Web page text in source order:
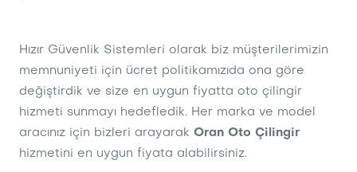
Hızır Güvenlik Sistemleri olarak biz müşterilerimizin
memnuniyeti için ücret politikamızıda ona göre
değiştirdik ve size en uygun fiyatta oto çilingir
hizmeti sunmayı hedefledik. Her marka ve model
aracınız için bizleri arayarak Oran Oto Çilingir
hizmetini en uygun fiyata alabilirsiniz.